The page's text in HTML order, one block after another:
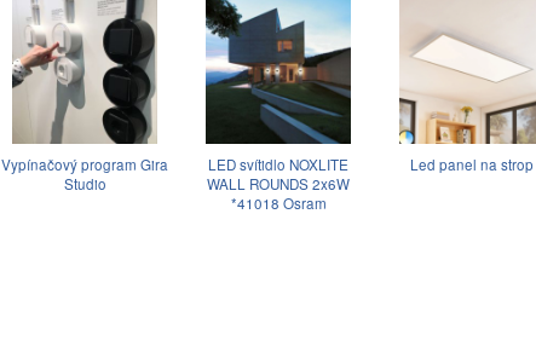
Vypínačový program Gira
Studio
LED svítidlo NOXLITE
WALL ROUNDS 2x6W
*41018 Osram
Led panel na strop